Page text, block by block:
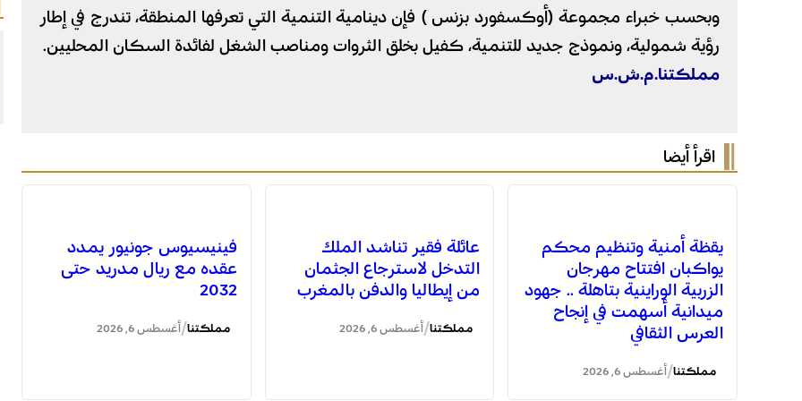
وبحسب خبراء مجموعة (أوكسفورد بزنس ) فإن دينامية التنمية التي تعرفها المنطقة، تندرج في إطار
رؤية شمولية، ونموذج جديد للتنمية، كفيل بخلق الثروات ومناصب الشغل لفائدة السكان المحليين.
مملكتنا.م.ش.س
اقرأ أيضا
يقظة أمنية وتنظيم محكم
يواكبان افتتاح مهرجان
الزربية الوراينية بتاهلة .. جهود
ميدانية أسهمت في إنجاح
العرس الثقافي
مملكتنا/ أغسطس 6, 2026
عائلة فقير تناشد الملك
التدخل لاسترجاع الجثمان
من إيطاليا والدفن بالمغرب
مملكتنا/ أغسطس 6, 2026
فينيسيوس جونيور يمدد
عقده مع ريال مدريد حتى
2032
مملكتنا/ أغسطس 6, 2026